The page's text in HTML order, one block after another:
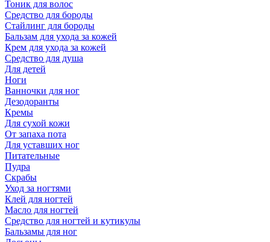
Тоник для волос
Средство для бороды
Стайлинг для бороды
Бальзам для ухода за кожей
Крем для ухода за кожей
Средство для душа
Для детей
Ноги
Ванночки для ног
Дезодоранты
Кремы
Для сухой кожи
От запаха пота
Для уставших ног
Питательные
Пудра
Скрабы
Уход за ногтями
Клей для ногтей
Масло для ногтей
Средство для ногтей и кутикулы
Бальзамы для ног